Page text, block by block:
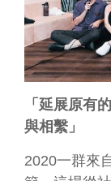
業
務
專
區
民
務
「延展原有
與相繫」
2020一群來